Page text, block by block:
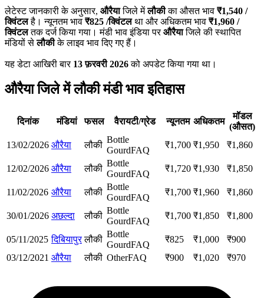
लेटेस्ट जानकारी के अनुसार, औरैयाजिले मेंलौकीका औसत भाव ₹1,540 /
क्विंटलहै। न्यूनतम भाव ₹825 /क्विंटलथा और अधिकतम भाव ₹1,960 /
क्विंटलतक दर्ज किया गया। मंडी भाव इंडिया परऔरैयाजिले की स्थापित
मंडियों सेलौकीके लाइव भाव दिए गए हैं।
यह डेटा आखिरी बार 13 फ़रवरी 2026को अपडेट किया गया था।
औरैया जिले में लौकी मंडी भाव इतिहास
दिनांक मंडियां फसल वैरायटी/ग्रेड न्यूनतम अधिकतम
मॉडल
(औसत)
13/02/2026 औरैया लौकी
Bottle
GourdFAQ
₹1,700 ₹1,950 ₹1,860
12/02/2026 औरैया लौकी
Bottle
GourdFAQ
₹1,720 ₹1,930 ₹1,850
11/02/2026 औरैया लौकी
Bottle
GourdFAQ
₹1,700 ₹1,960 ₹1,860
30/01/2026 अछल्दा लौकी
Bottle
GourdFAQ
₹1,700 ₹1,850 ₹1,800
05/11/2025 दिबियापुर लौकी
Bottle
GourdFAQ
₹825 ₹1,000 ₹900
03/12/2021 औरैया लौकी OtherFAQ ₹900 ₹1,020 ₹970